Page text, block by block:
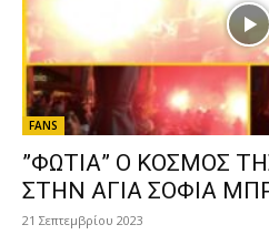
FANS
”ΦΩΤΙΑ” Ο ΚΟΣΜΟΣ
ΣΤΗΝ ΑΓΙΑ ΣΟΦΙΑ
21 Σεπτεμβρίου 2023